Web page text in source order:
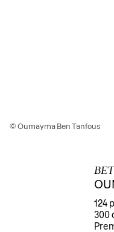
© Oumayma Ben Tanfous
124
300